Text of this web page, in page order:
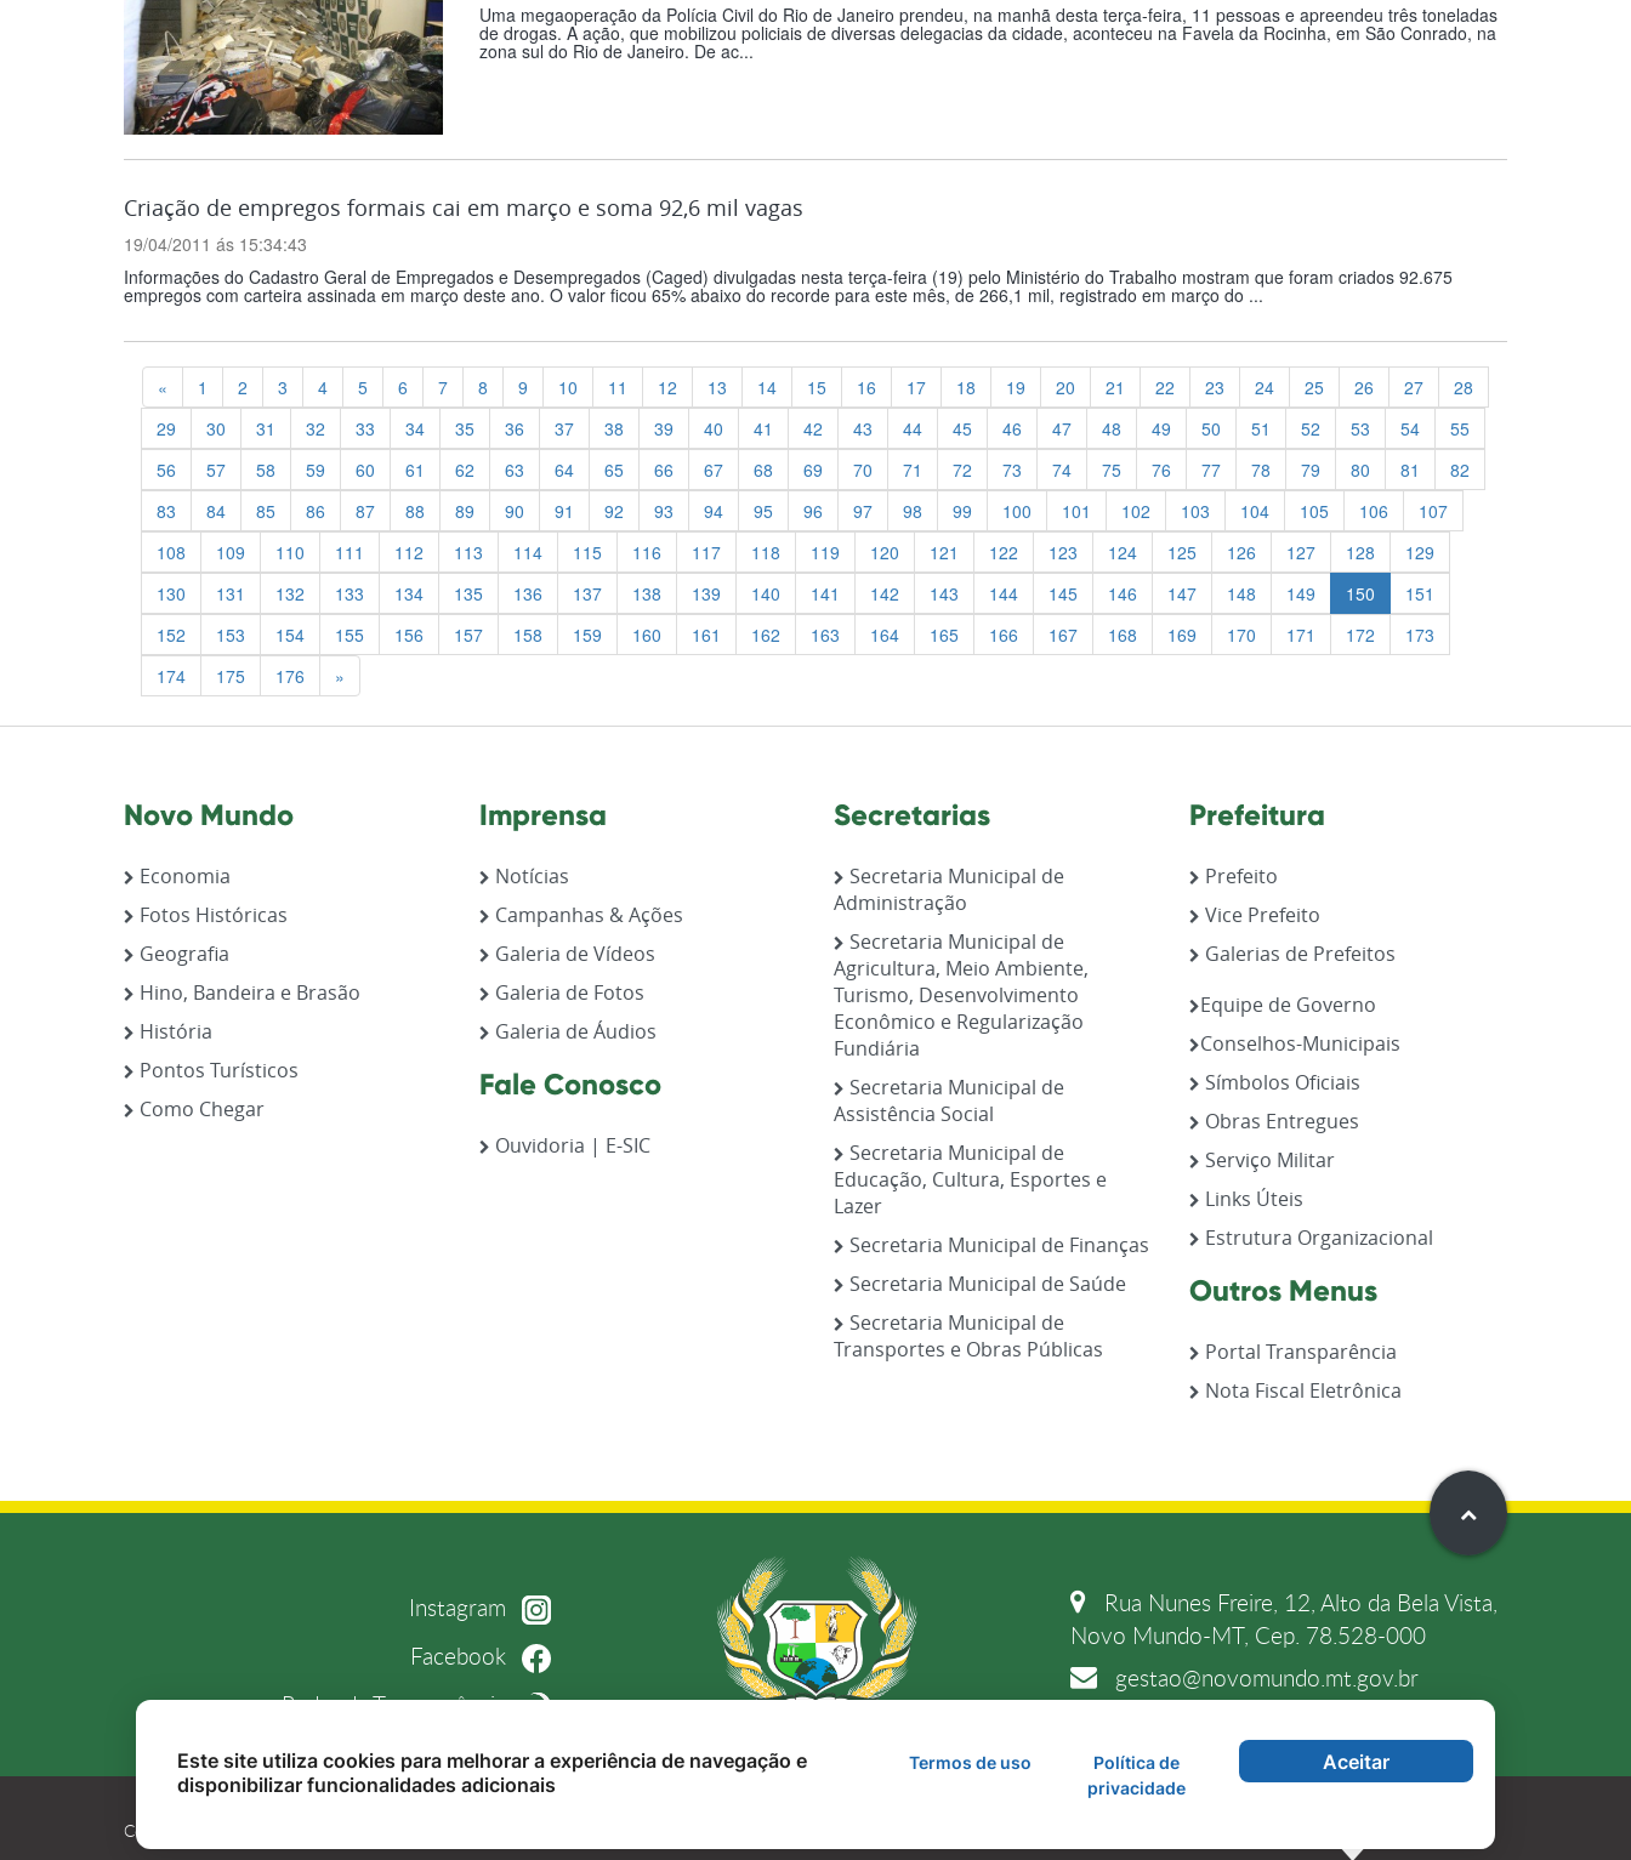
Uma megaoperação da Polícia Civil do Rio de Janeiro prendeu, na manhã desta terça-feira, 11 pessoas e apreendeu três toneladas
de drogas. A ação, que mobilizou policiais de diversas delegacias da cidade, aconteceu na Favela da Rocinha, em São Conrado, na
zona sul do Rio de Janeiro. De ac...
Criação de empregos formais cai em março e soma 92,6 mil vagas
19/04/2011 ás 15:34:43
Informações do Cadastro Geral de Empregados e Desempregados (Caged) divulgadas nesta terça-feira (19) pelo Ministério do Trabalho mostram que foram criados 92.675
empregos com carteira assinada em março deste ano. O valor ficou 65% abaixo do recorde para este mês, de 266,1 mil, registrado em março do ...
« Previous
1 2 3 4 5 6 7 8 9 10 11 12 13 14 15 16 17 18 19 20 21 22 23 24 25 26 27
28
29
30 31 32 33 34 35 36 37 38 39 40 41 42 43 44 45 46 47 48 49 50 51 52 53 54
55
56
57 58 59 60 61 62 63 64 65 66 67 68 69 70 71 72 73 74 75 76 77 78 79 80 81
82
83
84 85 86 87 88 89 90 91 92 93 94 95 96 97 98 99 100 101 102 103 104 105 106
107
108
109 110 111 112 113 114 115 116 117 118 119 120 121 122 123 124 125 126 127 128
129
130
131 132 133 134 135 136 137 138 139 140 141 142 143 144 145 146 147 148 149 150
151
152
153 154 155 156 157 158 159 160 161 162 163 164 165 166 167 168 169 170 171 172
173
174
175 176 »
Novo Mundo
Economia
Fotos Históricas
Geografia
Hino, Bandeira e Brasão
História
Pontos Turísticos
Como Chegar
Imprensa
Notícias
Campanhas & Ações
Galeria de Vídeos
Galeria de Fotos
Galeria de Áudios
Fale Conosco
Ouvidoria | E-SIC
Secretarias
Secretaria Municipal de
Administração
Secretaria Municipal de
Agricultura, Meio Ambiente,
Turismo, Desenvolvimento
Econômico e Regularização
Fundiária
Secretaria Municipal de
Assistência Social
Secretaria Municipal de
Educação, Cultura, Esportes e
Lazer
Secretaria Municipal de Finanças
Secretaria Municipal de Saúde
Secretaria Municipal de
Transportes e Obras Públicas
Prefeitura
Prefeito
Vice Prefeito
Galerias de Prefeitos
Equipe de Governo
Conselhos-Municipais
Símbolos Oficiais
Obras Entregues
Serviço Militar
Links Úteis
Estrutura Organizacional
Outros Menus
Portal Transparência
Nota Fiscal Eletrônica
Instagram
Facebook
Radar da Transparência
Rua Nunes Freire, 12, Alto da Bela Vista,
Novo Mundo-MT, Cep. 78.528-000
gestao@novomundo.mt.gov.br
Copyright 2026. Todos os direitos reservados.
Este site utiliza cookies para melhorar a experiência de navegação e
disponibilizar funcionalidades adicionais
Termos de uso
Política de
privacidade
Aceitar